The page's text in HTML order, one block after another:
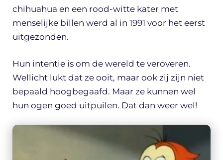
chihuahua en een rood-witte kater met
menselijke billen werd al in 1991 voor het eerst
uitgezonden.
Hun intentie is om de wereld te veroveren.
Wellicht lukt dat ze ooit, maar ook zij zijn niet
bepaald hoogbegaafd. Maar ze kunnen wel
hun ogen goed uitpuilen. Dat dan weer wel!